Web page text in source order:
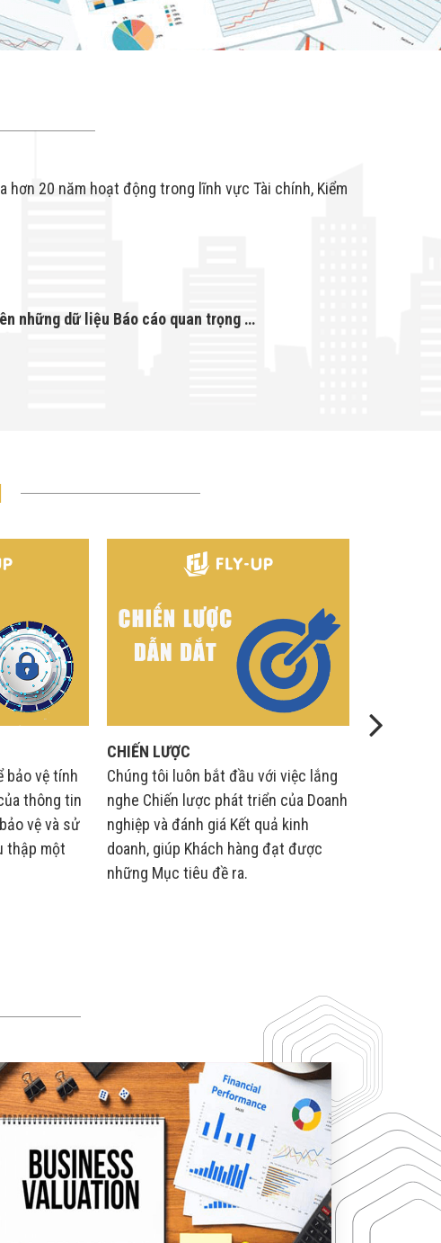
hơn 20 năm hoạt động trong lĩnh vực Tài chính, Kiểm
những dữ liệu Báo cáo quan trọng …
bảo vệ tính
thông tin
vệ và sử
thập một
CHIẾN LƯỢC
Chúng tôi luôn bắt đầu với việc lắng
nghe Chiến lược phát triển của Doanh
nghiệp và đánh giá Kết quả kinh
doanh, giúp Khách hàng đạt được
những Mục tiêu đề ra.
DỊCH VỤ TƯ
có nhu cầu tư
phải những